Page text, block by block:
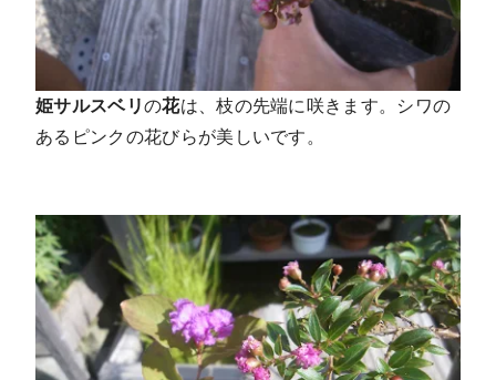
姫サルスベリの花は、枝の先端に咲きます。シワの
あるピンクの花びらが美しいです。